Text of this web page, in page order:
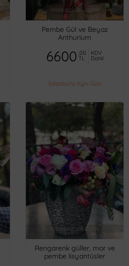
Pembe Gül ve Beyaz
Anthurium
6600 ,00
TL
KDV
Dahil
İstanbul'a Aynı Gün
Rengarenk güller, mor ve
pembe lisyantüsler